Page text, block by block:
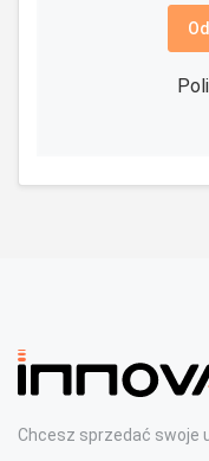
Chcesz sprzedać swoje